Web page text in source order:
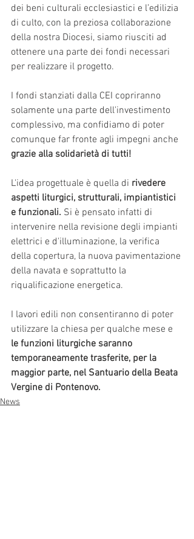
dei beni culturali ecclesiastici e l’edilizia
di culto, con la preziosa collaborazione
della nostra Diocesi, siamo riusciti ad
ottenere una parte dei fondi necessari
per realizzare il progetto.
I fondi stanziati dalla CEI copriranno
solamente una parte dell'investimento
complessivo, ma confidiamo di poter
comunque far fronte agli impegni anche
grazie alla solidarietà di tutti!
L'idea progettuale è quella di rivedere
aspetti liturgici, strutturali, impiantistici
e funzionali. Si è pensato infatti di
intervenire nella revisione degli impianti
elettrici e d'illuminazione, la verifica
della copertura, la nuova pavimentazione
della navata e soprattutto la
riqualificazione energetica.
I lavori edili non consentiranno di poter
utilizzare la chiesa per qualche mese e
le funzioni liturgiche saranno
temporaneamente trasferite, per la
maggior parte, nel Santuario della Beata
Vergine di Pontenovo.
News